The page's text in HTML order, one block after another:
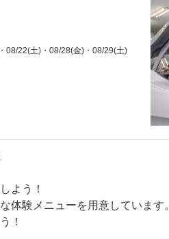
・08/22(土) ・08/28(金) ・08/29(土)
よう！
体験メニューを用意していま
！